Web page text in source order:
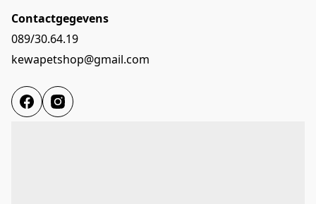
Contactgegevens
089/30.64.19
kewapetshop@gmail.com